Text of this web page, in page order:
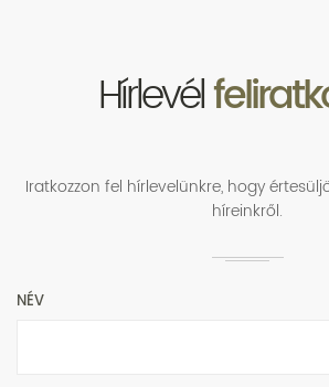
Hírlevél
Iratkozzon fel hírlevelünkre, hogy
híreinkről.
NÉV